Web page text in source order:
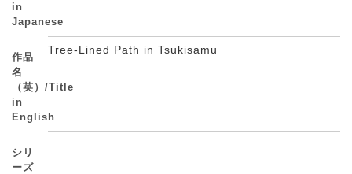
in
Japanese
作品
名
（英）/Title
in
English
Tree-Lined Path in Tsukisamu
シリ
ーズ